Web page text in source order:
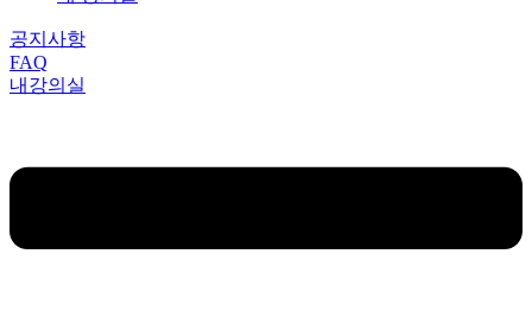
공지사항
FAQ
내강의실